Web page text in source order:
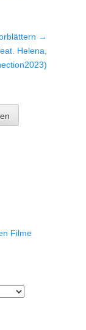
→
Helena,
Filme